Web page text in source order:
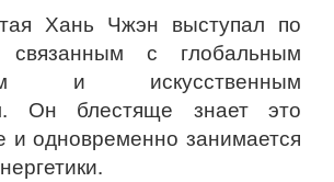
Хань Чжэн выступал по
связанным с глобальным
и искусственным
Он блестяще знает это
и одновременно занимается